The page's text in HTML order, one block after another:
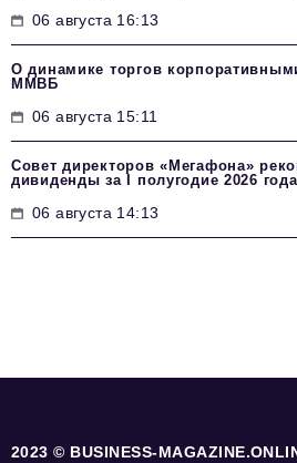
06 августа 16:13
О динамике торгов
ММВБ
06 августа 15:11
Совет директоров «Мегафона»
дивиденды за I полугодие 2026 года
06 августа 14:13
2023 © BUSINESS-